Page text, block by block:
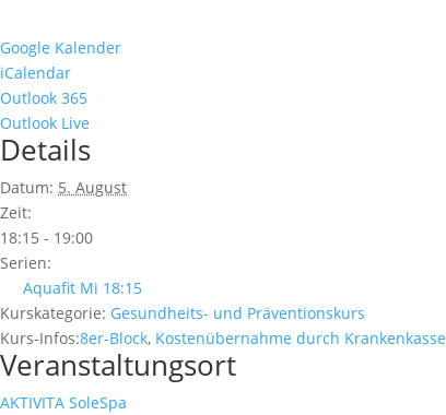
Google Kalender
iCalendar
Outlook 365
Outlook Live
Details
Datum: 5. August
Zeit:
18:15 - 19:00
Serien:
Aquafit Mi 18:15
Kurskategorie: Gesundheits- und Präventionskurs
Kurs-Infos:8er-Block, Kostenübernahme durch Krankenkasse
Veranstaltungsort
AKTIVITA SoleSpa